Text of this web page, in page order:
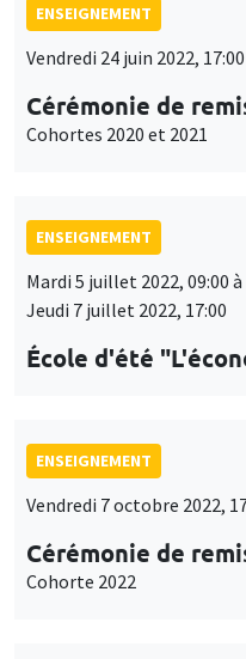
ENSEIGNEMENT
Vendredi 24 juin 2022, 17:00
Cérémonie de
Cohortes 2020 et 2021
ENSEIGNEMENT
Mardi 5 juillet 2022, 09:00 à
Jeudi 7 juillet 2022, 17:00
École d'été
ENSEIGNEMENT
Vendredi 7 octobre 2022,
Cérémonie de
Cohorte 2022